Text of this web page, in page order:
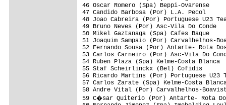
46 Oscar Romero (Spa) Beppi-
47 Candido Barbosa (Por) L.A.
48 Joao Cabreira (Por) Portuguese
49 Bruno Neves (Por) Asc-Vila Do
50 Mikel Gaztanaga (Spa) Cafes
51 Joaquim Sampaio (Por)
52 Fernando Sousa (Por) Antarte- Rota
53 Carlos Carneiro (Por) Asc-Vila Do
54 Ruben Plaza (Spa) Kelme-Costa
55 Staf Scheirlinckx (Bel) Cofidis
56 Ricardo Martins (Por) Portuguese
57 Carlos Zarate (Spa) Kelme-Costa
58 Andre Vital (Por) Carvalhelhos-
59 C�sar Quiterio (Por) Antarte- Rota